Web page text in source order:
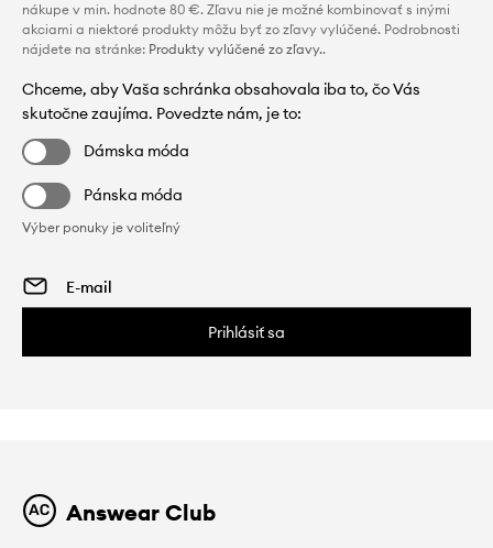
nákupe v min. hodnote 80 €. Zľavu nie je možné kombinovať s inými
akciami a niektoré produkty môžu byť zo zľavy vylúčené. Podrobnosti
nájdete na stránke: Produkty vylúčené zo zľavy..
Chceme, aby Vaša schránka obsahovala iba to, čo Vás
skutočne zaujíma. Povedzte nám, je to:
Dámska móda
Pánska móda
Výber ponuky je voliteľný
Prihlásiť sa
Answear Club